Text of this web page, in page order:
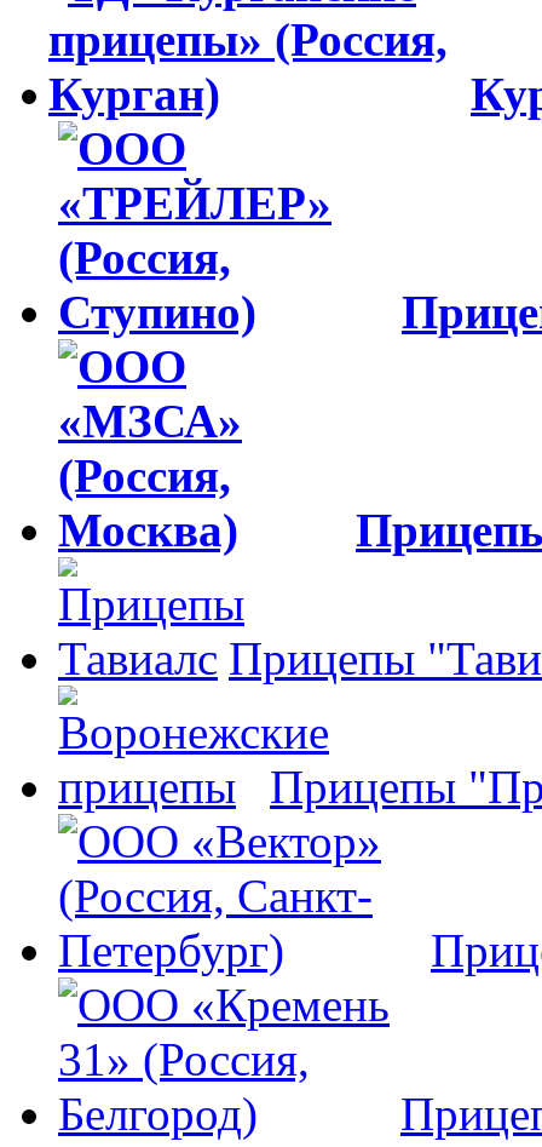
Прицепы
Прицепы